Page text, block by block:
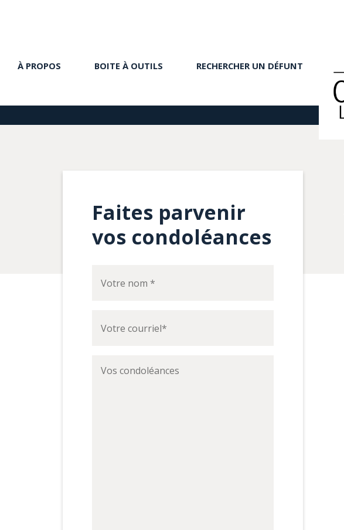
À PROPOS BOITE À OUTILS RECHERCHER UN DÉFUNT
Faites parvenir
vos condoléances